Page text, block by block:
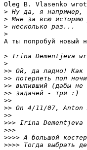
Oleg B. Vlasenko
>
>
>
>
А ты попробуй новый
>
>
>>
>>
>>
>>
>>
>> On 4/11/07, Anton
>>
>>>
>>>
>>>>
>>>>